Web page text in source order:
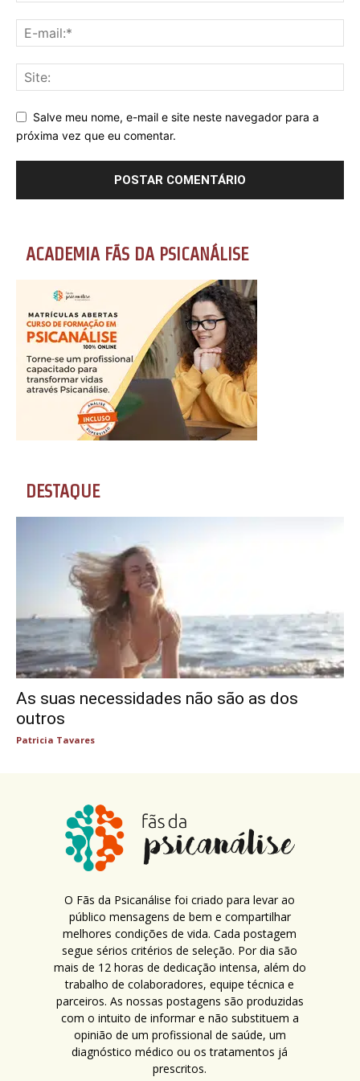
Salve meu nome, e-mail e site neste navegador para a
próxima vez que eu comentar.
ACADEMIA FÃS DA PSICANÁLISE
DESTAQUE
As suas necessidades não são as dos
outros
Patricia Tavares
O Fãs da Psicanálise foi criado para levar ao
público mensagens de bem e compartilhar
melhores condições de vida. Cada postagem
segue sérios critérios de seleção. Por dia são
mais de 12 horas de dedicação intensa, além do
trabalho de colaboradores, equipe técnica e
parceiros. As nossas postagens são produzidas
com o intuito de informar e não substituem a
opinião de um profissional de saúde, um
diagnóstico médico ou os tratamentos já
prescritos.